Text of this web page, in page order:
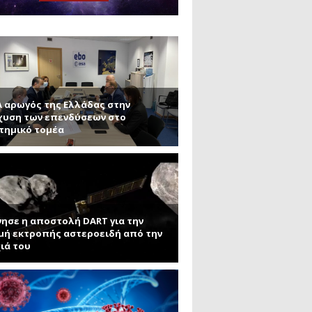
και πυριτένιο (Μέρος
ΜΙΤ)
ΑΠΘ)
αρωγός της Ελλάδας στην
των επενδύσεων στο
τομέα
η αποστολή DART για την
εκτροπής αστεροειδή από την
του